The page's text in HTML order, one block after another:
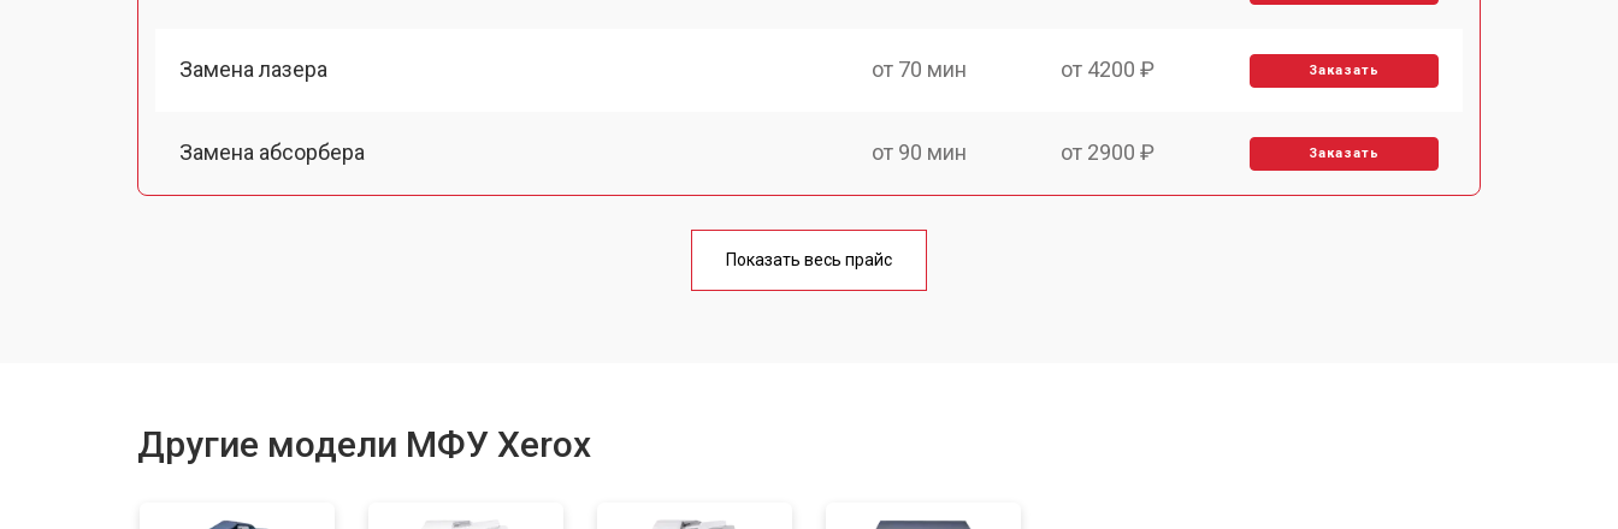
Замена лазера от 70 мин от 4200 ₽ Заказать
Замена абсорбера от 90 мин от 2900 ₽ Заказать
от 60 мин
Показать весь прайс
Другие модели МФУ Xerox